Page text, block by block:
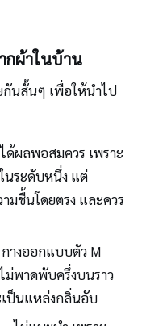
กผ้าในบ้าน
นสั้นๆ เพื่อให้นำไป
ผลพอสมควร เพราะ
นระดับหนึ่ง แต่
มชื้นโดยตรง และควร
งออกแบบตัว M
พาดพับครึ่งบนราว
เป็นแหล่งกลิ่นอับ